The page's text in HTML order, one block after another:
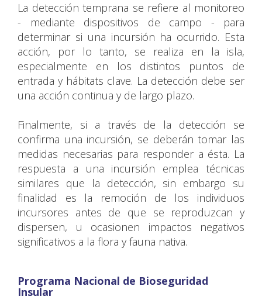
La detección temprana se refiere al monitoreo
- mediante dispositivos de campo - para
determinar si una incursión ha ocurrido. Esta
acción, por lo tanto, se realiza en la isla,
especialmente en los distintos puntos de
entrada y hábitats clave. La detección debe ser
una acción continua y de largo plazo.
Finalmente, si a través de la detección se
confirma una incursión, se deberán tomar las
medidas necesarias para responder a ésta. La
respuesta a una incursión emplea técnicas
similares que la detección, sin embargo su
finalidad es la remoción de los individuos
incursores antes de que se reproduzcan y
dispersen, u ocasionen impactos negativos
significativos a la flora y fauna nativa.
Programa Nacional de Bioseguridad
Insular